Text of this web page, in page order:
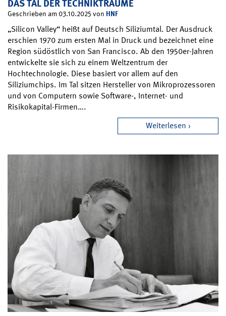
DAS TAL DER TECHNIKTRÄUME
Geschrieben am 03.10.2025 von HNF
„Silicon Valley“ heißt auf Deutsch Siliziumtal. Der Ausdruck
erschien 1970 zum ersten Mal in Druck und bezeichnet eine
Region südöstlich von San Francisco. Ab den 1950er-Jahren
entwickelte sie sich zu einem Weltzentrum der
Hochtechnologie. Diese basiert vor allem auf den
Siliziumchips. Im Tal sitzen Hersteller von Mikroprozessoren
und von Computern sowie Software-, Internet- und
Risikokapital-Firmen….
Weiterlesen